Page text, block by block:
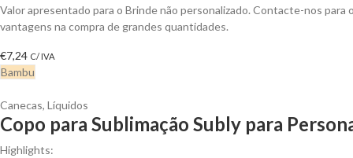
Valor apresentado para o Brinde não personalizado. Contacte-nos para
vantagens na compra de grandes quantidades.
€7,24 C/ IVA
Bambu
Canecas, Líquidos
Copo para Sublimação Subly para
Highlights: